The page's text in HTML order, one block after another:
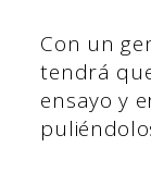
Con un
tendrá
ensayo y